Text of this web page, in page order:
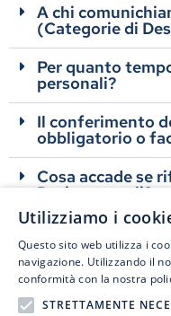
A chi
(Categorie di
Per quanto
personali?
Il conferimento
obbligatorio o
Cosa accade se
Dati personali?
Cookie policy
Scarica l’informativa
Utilizziamo i
Questo sito web utilizza i
navigazione. Utilizzando il
conformità con la nostra
STRETTAMENTE